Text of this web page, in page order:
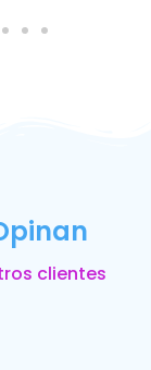
clientes